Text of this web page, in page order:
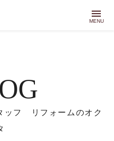
menu
MENU
ッフ リフォームのオク